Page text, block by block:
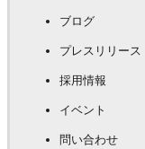
ブログ
プレスリリース
採用情報
イベント
問い合わせ